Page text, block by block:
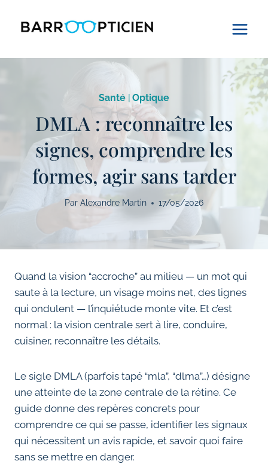
Santé|Optique
DMLA : reconnaître les
signes, comprendre les
formes, agir sans tarder
Par Alexandre Martin 17/05/2026
Quand la vision “accroche” au milieu — un mot qui
saute à la lecture, un visage moins net, des lignes
qui ondulent — l’inquiétude monte vite. Et c’est
normal : la vision centrale sert à lire, conduire,
cuisiner, reconnaître les détails.
Le sigle DMLA (parfois tapé “mla”, “dlma”…) désigne
une atteinte de la zone centrale de la rétine. Ce
guide donne des repères concrets pour
comprendre ce qui se passe, identifier les signaux
qui nécessitent un avis rapide, et savoir quoi faire
sans se mettre en danger.